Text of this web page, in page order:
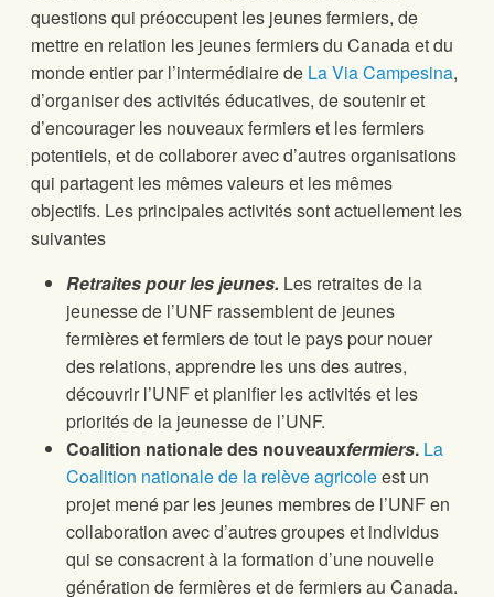
questions qui préoccupent les jeunes fermiers, de
mettre en relation les jeunes fermiers du Canada et du
monde entier par l’intermédiaire de La ViaCampesina,
d’organiser des activités éducatives, de soutenir et
d’encourager les nouveaux fermiers et les fermiers
potentiels, et de collaborer avec d’autres organisations
qui partagent les mêmes valeurs et les mêmes
objectifs. Les principales activités sont actuellement les
suivantes
Retraites pour les jeunes. Les retraites de la
jeunesse de l’UNF rassemblent de jeunes
fermières et fermiers de tout le pays pour nouer
des relations, apprendre les uns des autres,
découvrir l’UNF et planifier les activités et les
priorités de la jeunesse de l’UNF.
Coalition nationale des nouveauxfermiers. La
Coalition nationale de la relève agricoleest un
projet mené par les jeunes membres de l’UNF en
collaboration avec d’autres groupes et individus
qui se consacrent à la formation d’une nouvelle
génération de fermières et de fermiers au Canada.